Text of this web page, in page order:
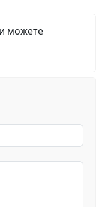
можете